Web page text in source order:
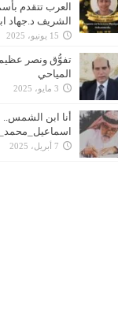
العرب تتقدم
الشريف د.جهاد
15 يونيو، 2025
تفوُّق ونصر
المياحي
3 مايو، 2025
أنا ابن الشمس..
7 أبريل، 2025